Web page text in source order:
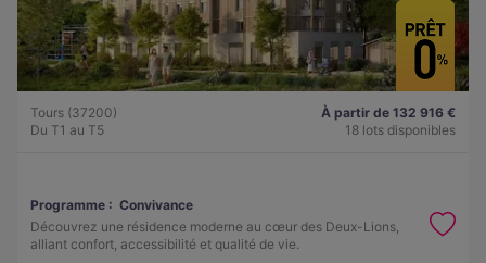
Tours (37200)
Du T1 au T5
À partir de 132 916 €
18 lots disponibles
Programme : Convivance
Découvrez une résidence moderne au cœur des Deux-Lions,
alliant confort, accessibilité et qualité de vie.